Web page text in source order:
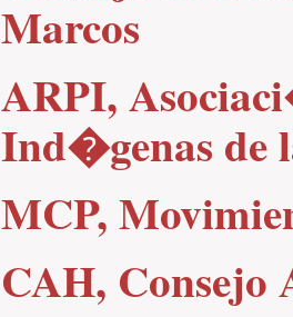
Marcos
ARPI,
Ind�genas de
MCP,
CAH, Consejo